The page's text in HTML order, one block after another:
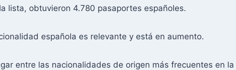
lista, obtuvieron 4.780 pasaportes españoles.
española es relevante y está en aumento.
entre las nacionalidades de origen más frecuentes en